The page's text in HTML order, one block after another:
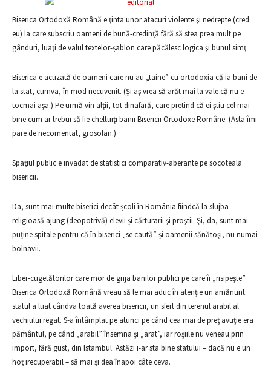
Biserica Ortodoxă Română e ţinta unor atacuri violente şi nedrepte (cred
eu) la care subscriu oameni de bună-credinţă fără să stea prea mult pe
gânduri, luaţi de valul textelor-şablon care păcălesc logica şi bunul simţ.
Biserica e acuzată de oameni care nu au „taine” cu ortodoxia că ia bani de
la stat, cumva, în mod necuvenit. (Şi aş vrea să arăt mai la vale că nu e
tocmai aşa.) Pe urmă vin alţii, tot dinafară, care pretind că ei ştiu cel mai
bine cum ar trebui să fie cheltuiţi banii Bisericii Ortodoxe Române. (Asta îmi
pare de necomentat, grosolan.)
Spaţiul public e invadat de statistici comparativ-aberante pe socoteala
bisericii.
Da, sunt mai multe biserici decât şcoli în România fiindcă la slujba
religioasă ajung (deopotrivă) elevii şi cărturarii şi proştii. Şi, da, sunt mai
puţine spitale pentru că în biserici „se caută” şi oamenii sănătoşi, nu numai
bolnavii.
Liber-cugetătorilor care mor de grija banilor publici pe care îi „risipeşte”
Biserica Ortodoxă Română vreau să le mai aduc în atenţie un amănunt:
statul a luat cândva toată averea bisericii, un sfert din terenul arabil al
vechiului regat. S-a întâmplat pe atunci pe când cea mai de preţ avuţie era
pământul, pe când „arabil” însemna şi „arat”, iar roşiile nu veneau prin
import, fără gust, din Istambul. Astăzi i-ar sta bine statului – dacă nu e un
hoţ irecuperabil – să mai şi dea înapoi câte ceva.